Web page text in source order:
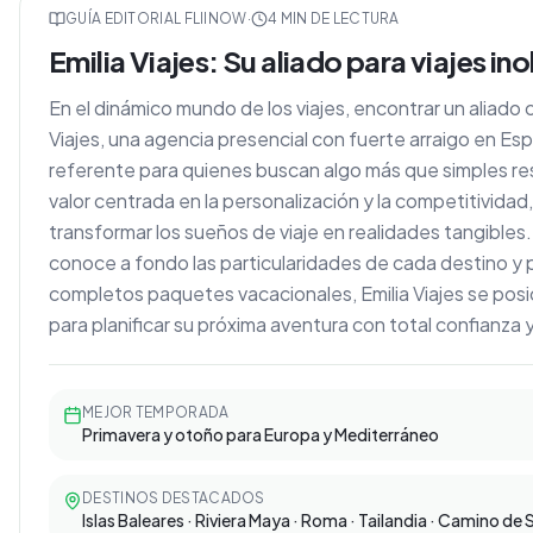
GUÍA EDITORIAL FLIINOW· 4 MIN DE LECTURA
Emilia Viajes: Su aliado para viajes
En el dinámico mundo de los viajes, encontrar un
Viajes, una agencia presencial con fuerte arraigo en
referente para quienes buscan algo más que simples
valor centrada en la personalización y la
transformar los sueños de viaje en realidades
conoce a fondo las particularidades de cada destino
completos paquetes vacacionales, Emilia Viajes se
para planificar su próxima aventura con total confianza
MEJOR TEMPORADA
Primavera y otoño para Europa y Mediterráneo
DESTINOS DESTACADOS
Islas Baleares · Riviera Maya · Roma · Tailandia · Camino